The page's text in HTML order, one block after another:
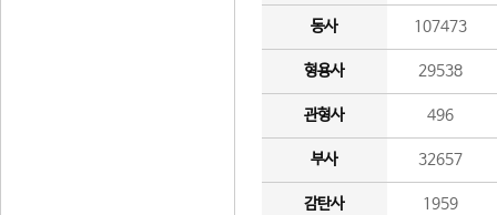
동사 107473
형용사 29538
관형사 496
부사 32657
감탄사 1959